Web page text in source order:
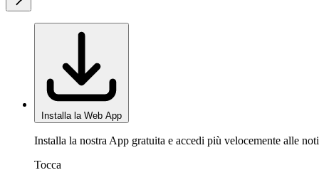
Installa la Web App
Installa la nostra App gratuita e accedi più velocemente alle
Tocca